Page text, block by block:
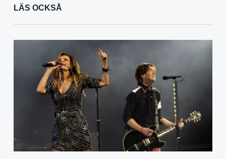
LÄS OCKSÅ